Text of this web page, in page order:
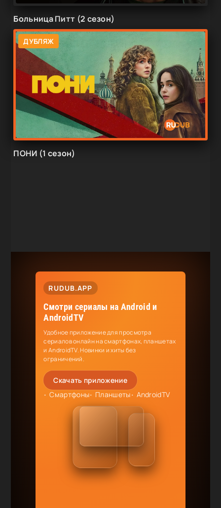
Больница Питт (2 сезон)
ДУБЛЯЖ
ПОНИ (1 сезон)
RUDUB.APP
Смотри сериалы на Android и
AndroidTV
Удобное приложение для просмотра
сериалов онлайн на смартфонах, планшетах
и AndroidTV. Новинки и хиты без
ограничений.
Скачать приложение
Смартфоны
Планшеты AndroidTV